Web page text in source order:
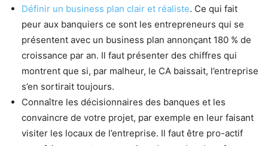
Définir un business plan clair et réaliste. Ce qui fait
peur aux banquiers ce sont les entrepreneurs qui se
présentent avec un business plan annonçant 180 % de
croissance par an. Il faut présenter des chiffres qui
montrent que si, par malheur, le CA baissait, l’entreprise
s’en sortirait toujours.
Connaître les décisionnaires des banques et les
convaincre de votre projet, par exemple en leur faisant
visiter les locaux de l’entreprise. Il faut être pro-actif